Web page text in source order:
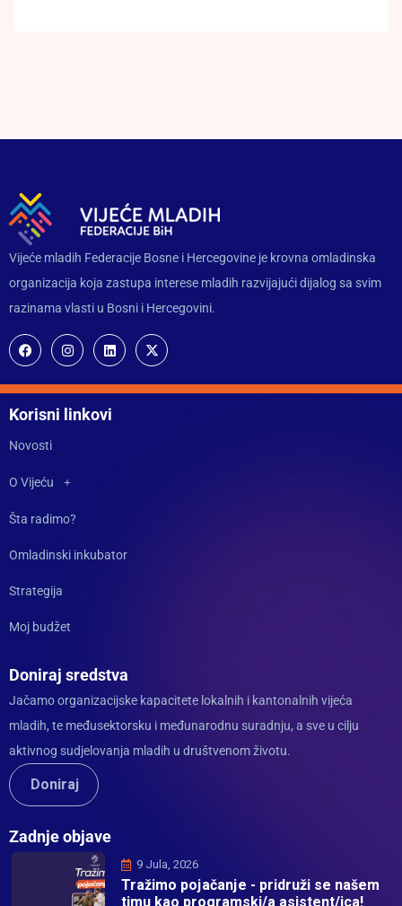
Vijeće mladih Federacije Bosne i Hercegovine je krovna omladinska
organizacija koja zastupa interese mladih razvijajući dijalog sa svim
razinama vlasti u Bosni i Hercegovini.
Korisni linkovi
Novosti
O Vijeću
Šta radimo?
Omladinski inkubator
Strategija
Moj budžet
Doniraj sredstva
Jačamo organizacijske kapacitete lokalnih i kantonalnih vijeća
mladih, te međusektorsku i međunarodnu suradnju, a sve u cilju
aktivnog sudjelovanja mladih u društvenom životu.
Doniraj
Zadnje objave
9 Jula, 2026
Tražimo pojačanje - pridruži se našem